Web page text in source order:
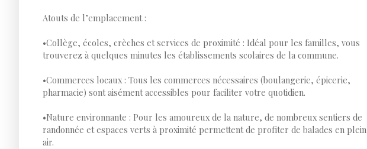
Atouts de l’emplacement :
•Collège, écoles, crèches et services de proximité : Idéal pour les familles, vous
trouverez à quelques minutes les établissements scolaires de la commune.
•Commerces locaux : Tous les commerces nécessaires (boulangerie, épicerie,
pharmacie) sont aisément accessibles pour faciliter votre quotidien.
•Nature environnante : Pour les amoureux de la nature, de nombreux sentiers de
randonnée et espaces verts à proximité permettent de profiter de balades en plein
air.